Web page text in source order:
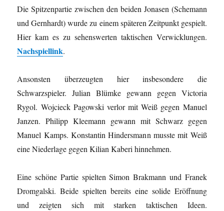
Die Spitzenpartie zwischen den beiden Jonasen (Schemann
und Gernhardt) wurde zu einem späteren Zeitpunkt gespielt.
Hier kam es zu sehenswerten taktischen Verwicklungen.
Nachspiellink.
Ansonsten überzeugten hier insbesondere die
Schwarzspieler. Julian Blümke gewann gegen Victoria
Rygol. Wojcieck Pagowski verlor mit Weiß gegen Manuel
Janzen. Philipp Kleemann gewann mit Schwarz gegen
Manuel Kamps. Konstantin Hindersmann musste mit Weiß
eine Niederlage gegen Kilian Kaberi hinnehmen.
Eine schöne Partie spielten Simon Brakmann und Franek
Dromgalski. Beide spielten bereits eine solide Eröffnung
und zeigten sich mit starken taktischen Ideen.